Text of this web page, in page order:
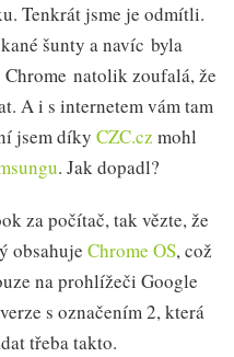
Tenkrát jsme je odmítli.
šunty a navíc byla
natolik zoufalá, že
A i s internetem vám tam
jsem díky CZC.cz mohl
. Jak dopadl?
za počítač, tak vězte, že
obsahuje Chrome OS, což
na prohlížeči Google
s označením 2, která
třeba takto.